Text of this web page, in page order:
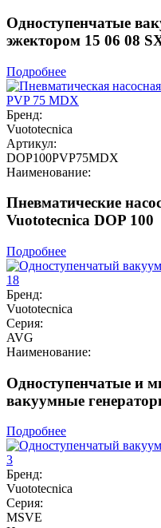
Одноступенчатые
эжектором 15 06 08
Подробнее
Бренд:
Vuototecnica
Артикул:
DOP100PVP75MDX
Наименование:
Пневматические
Vuototecnica DOP 100
Подробнее
Бренд:
Vuototecnica
Серия:
AVG
Наименование:
Одноступенчатые и
вакуумные
Подробнее
Бренд:
Vuototecnica
Серия:
MSVE